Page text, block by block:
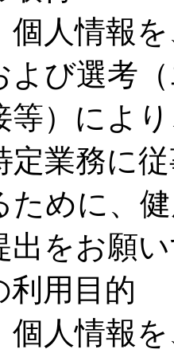
個人情報
よび選考
等）によ
定業務に
ために、
出をお願
利用目的
個人情報